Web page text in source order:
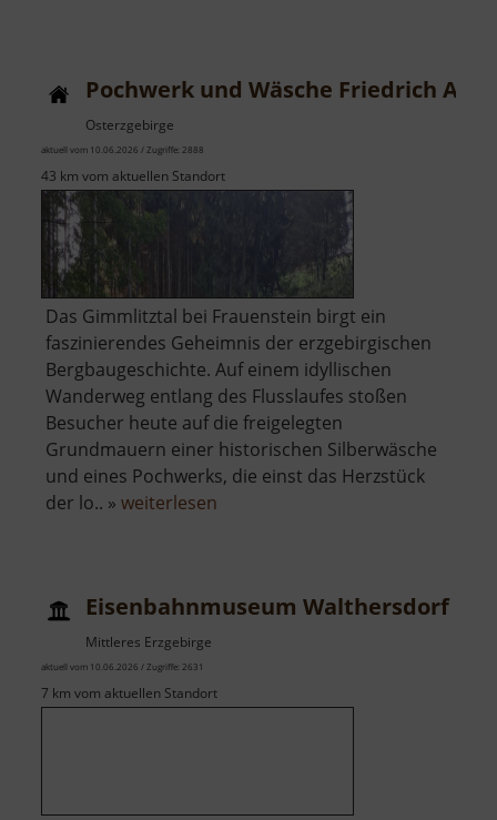
Arboretum
Pochwerk und Wäsche Friedrich
Osterzgebirge
aktuell vom 10.06.2026 / Zugriffe: 2888
43 km vom aktuellen Standort
Das Gimmlitztal bei Frauenstein birgt ein
faszinierendes Geheimnis der erzgebirgischen
Bergbaugeschichte. Auf einem idyllischen
Wanderweg entlang des Flusslaufes stoßen
Besucher heute auf die freigelegten
Grundmauern einer historischen Silberwäsche
und eines Pochwerks, die einst das Herzstück
der lo.. » weiterlesen
Friedrich
und
Friedrich
Eisenbahnmuseum Walthersdorf
Mittleres Erzgebirge
aktuell vom 10.06.2026 / Zugriffe: 2631
7 km vom aktuellen Standort